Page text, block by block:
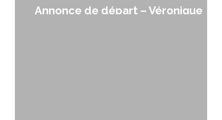
Annonce de départ – Véronique